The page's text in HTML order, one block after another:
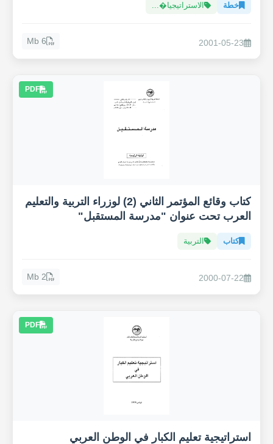
خطة الاستراتيجيا�...
2001-05-23
6 Mb
PDF
كتاب وقائع المؤتمر الثاني (2) لوزراء التربية والتعليم
العرب تحت عنوان "مدرسة المستقبل"
كتاب التربية
2000-07-22
2 Mb
PDF
استراتيجية تعليم الكبار في الوطن العربي